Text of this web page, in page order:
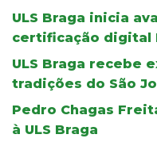
ULS Braga inicia
certificação digital
ULS Braga recebe
tradições do São
Pedro Chagas
à ULS Braga